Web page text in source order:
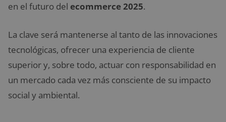
en el futuro del ecommerce 2025.
La clave será mantenerse al tanto de las innovaciones
tecnológicas, ofrecer una experiencia de cliente
superior y, sobre todo, actuar con responsabilidad en
un mercado cada vez más consciente de su impacto
social y ambiental.